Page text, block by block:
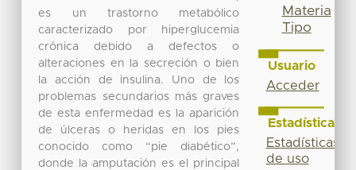
es un trastorno metabólico
caracterizado por hiperglucemia
crónica debido a defectos o
alteraciones en la secreción o bien
la acción de insulina. Uno de los
problemas secundarios más graves
de esta enfermedad es la aparición
de úlceras o heridas en los pies
conocido como “pie diabético”,
donde la amputación es el principal
Materia
Tipo
Usuario
Acceder
Estadísticas
Estadísticas
de uso